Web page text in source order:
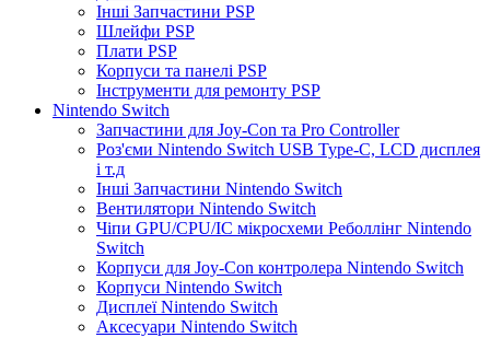
Інші Запчастини PSP
Шлейфи PSP
Плати PSP
Корпуси та панелі PSP
Інструменти для ремонту PSP
Nintendo Switch
Запчастини для Joy-Con та Pro Controller
Роз'єми Nintendo Switch USB Type-C, LCD дисплея
і т.д
Інші Запчастини Nintendo Switch
Вентилятори Nintendo Switch
Чіпи GPU/CPU/IC мікросхеми Реболлінг Nintendo
Switch
Корпуси для Joy-Con контролера Nintendo Switch
Корпуси Nintendo Switch
Дисплеї Nintendo Switch
Аксесуари Nintendo Switch